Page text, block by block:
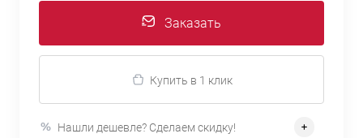
Заказать
Купить в 1 клик
Нашли дешевле? Сделаем скидку!